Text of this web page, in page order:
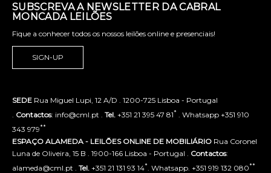
SUBSCREVA A NEWSLETTER DA CABRAL
MONCADA LEILÕES
Fique a conhecer todos os nossos leilões online e presenciais!
SIGN-UP
SEDE Rua Miguel Lupi, 12 A/D . 1200-725 Lisboa - Portugal
Contactos: info@cml.pt . Tel. +351 21 395 47 81* . Whatsapp +351 910
343 979**
ESPAÇO ALAMEDA - LEILÕES ONLINE DE MOBILIÁRIO Rua Coronel
Luna de Oliveira, 15 B . 1900-166 Lisboa - Portugal . Contactos:
alameda@cml.pt . Tel. +351 21 131 93 14* . Whatsapp. +351 919 132 080**